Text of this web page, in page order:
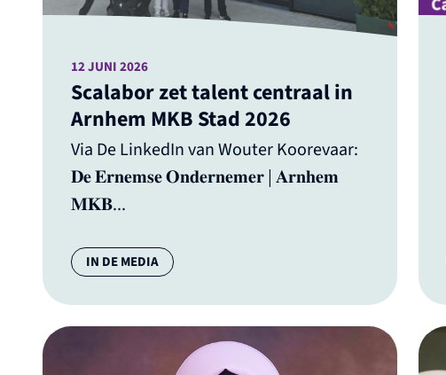
Scalabor zet talent centraal in
Arnhem MKB Stad 2026
Via De LinkedIn van Wouter Koorevaar:
𝐃𝐞 𝐄𝐫𝐧𝐞𝐦𝐬𝐞 𝐎𝐧𝐝𝐞𝐫𝐧𝐞𝐦𝐞𝐫 | 𝐀𝐫𝐧𝐡𝐞𝐦
𝐌𝐊𝐁...
12 JUNI 2026
Categorie:
IN DE MEDIA